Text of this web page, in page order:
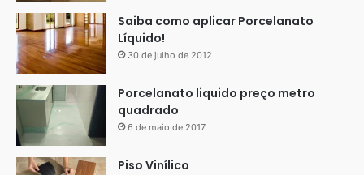
Saiba como aplicar Porcelanato
Líquido!
30 de julho de 2012
Porcelanato liquido preço metro
quadrado
6 de maio de 2017
Piso Vinílico